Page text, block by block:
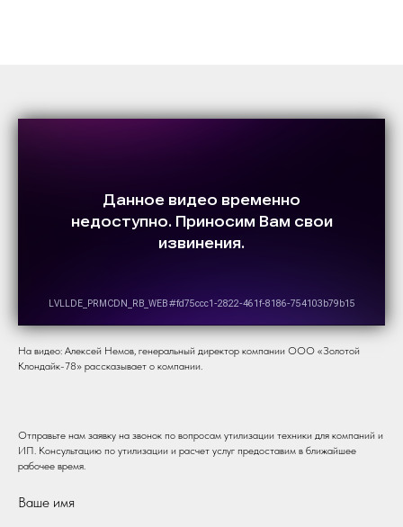
На видео: Алексей Немов, генеральный директор компании ООО «Золотой
Клондайк-78» рассказывает о компании.
Отправьте нам заявку на звонок по вопросам утилизации техники для компаний и
ИП. Консультацию по утилизации и расчет услуг предоставим в ближайшее
рабочее время.
Ваше имя